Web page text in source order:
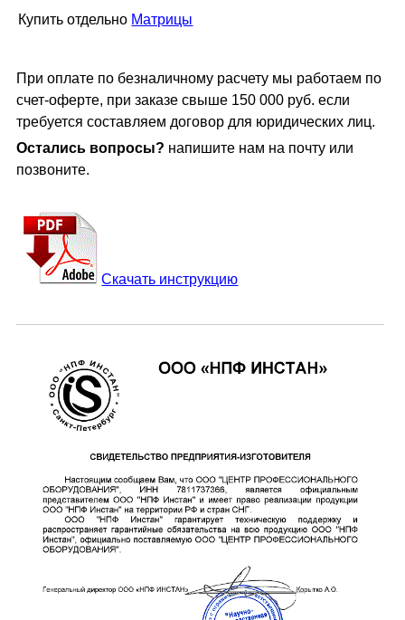
Купить отдельно Матрицы
При оплате по безналичному расчету мы работаем по
счет-оферте, при заказе свыше 150 000 руб. если
требуется составляем договор для юридических лиц.
Остались вопросы? напишите нам на почту или
позвоните.
Скачать инструкцию